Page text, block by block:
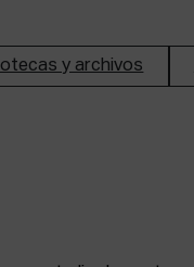
y archivos